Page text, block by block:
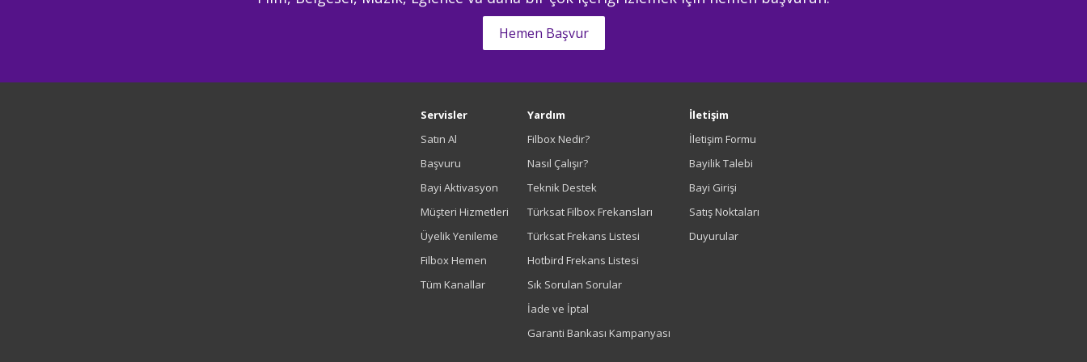
Hemen Başvur
Servisler
Satın Al
Başvuru
Bayi Aktivasyon
Müşteri Hizmetleri
Üyelik Yenileme
Filbox Hemen
Tüm Kanallar
Yardım
Filbox Nedir?
Nasıl Çalışır?
Teknik Destek
Türksat Filbox Frekansları
Türksat Frekans Listesi
Hotbird Frekans Listesi
Sık Sorulan Sorular
İade ve İptal
Garanti Bankası Kampanyası
İletişim
İletişim Formu
Bayilik Talebi
Bayi Girişi
Satış Noktaları
Duyurular